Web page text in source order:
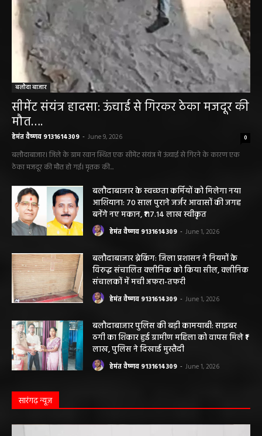
बलौदा बाजार
सीमेंट संयंत्र हादसा: ऊंचाई से गिरकर ठेका मजदूर की
मौत….
हेमंत वैष्णव 9131614309 - June 9, 2026 0
बलौदाबाजार। जिले के ग्राम रवान स्थित एक सीमेंट संयंत्र में ऊंचाई से गिरने के कारण एक
ठेका मजदूर की मौत हो गई। मृतक की...
बलौदाबाजार के स्वच्छता कर्मियों को मिलेगा नया
आशियाना: 70 साल पुराने जर्जर आवासों की जगह
बनेंगे नए मकान, ₹117.14 लाख स्वीकृत
हेमंत वैष्णव 9131614309 - June 1, 2026
बलौदाबाजार ब्रेकिंग: जिला प्रशासन ने नियमों के
विरुद्ध संचालित क्लीनिक को किया सील, क्लीनिक
संचालकों में मची अफरा-तफरी
हेमंत वैष्णव 9131614309 - June 1, 2026
बलौदाबाजार पुलिस की बड़ी कामयाबी: साइबर
ठगी का शिकार हुई ग्रामीण महिला को वापस मिले ₹1
लाख, पुलिस ने दिखाई मुस्तैदी
हेमंत वैष्णव 9131614309 - June 1, 2026
सारंगढ़ न्यूज़